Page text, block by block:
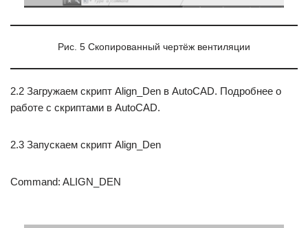
Рис. 5 Скопированный чертёж вентиляции
2.2 Загружаем скрипт Align_Den в AutoCAD. Подробнее о
работе с скриптами в AutoCAD.
2.3 Запускаем скрипт Align_Den
Command: ALIGN_DEN